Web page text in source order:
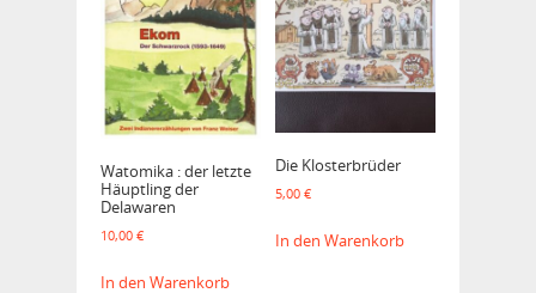
Watomika : der letzte
Häuptling der
Delawaren
10,00 €
In den Warenkorb
Die Klosterbrüder
5,00 €
In den Warenkorb